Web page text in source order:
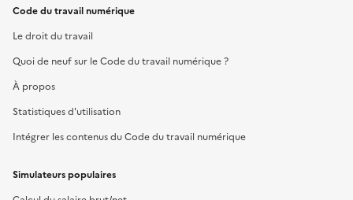
Code du travail numérique
Le droit du travail
Quoi de neuf sur le Code du travail numérique ?
À propos
Statistiques d'utilisation
Intégrer les contenus du Code du travail numérique
Simulateurs populaires